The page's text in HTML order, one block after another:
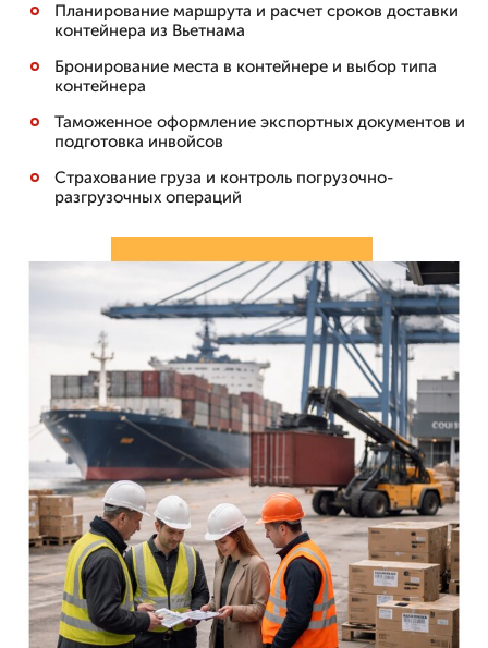
Планирование маршрута и расчет сроков доставки
контейнера из Вьетнама
Бронирование места в контейнере и выбор типа
контейнера
Таможенное оформление экспортных документов и
подготовка инвойсов
Страхование груза и контроль погрузочно-
разгрузочных операций